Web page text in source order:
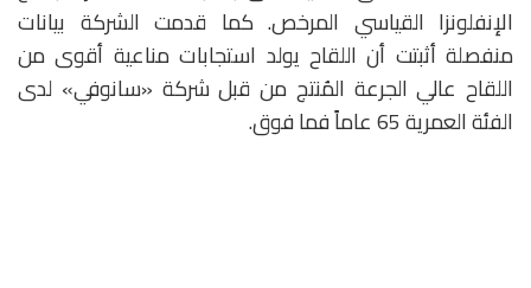
الإنفلونزا القياسي المرخص. كما قدمت الشركة بيانات
منفصلة أثبتت أن اللقاح يولد استجابات مناعية أقوى من
اللقاح عالي الجرعة المُنتج من قبل شركة «سانوفي» لدى
الفئة العمرية 65 عاماً فما فوق.